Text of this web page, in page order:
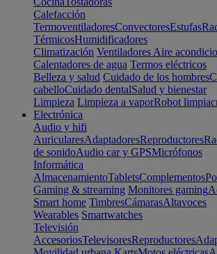
Calefacción
TermoventiladoresConvectoresEstufas
TérmicosHumidificadores
Climatización Ventiladores Aire
Calentadores de agua Termos eléctricos
Belleza y salud Cuidado de los hombres
cabelloCuidado dentalSalud y bienestar
Limpieza Limpieza a vaporRobot
Electrónica
Audio y hifi
AuricularesAdaptadoresReproductores
de sonidoAudio car y GPSMicrófonos
Informática
AlmacenamientoTabletsComplementos
Gaming & streaming Monitores gaming
Smart home TimbresCámarasAltavoces
Wearables Smartwatches
Televisión
AccesoriosTelevisoresReproductores